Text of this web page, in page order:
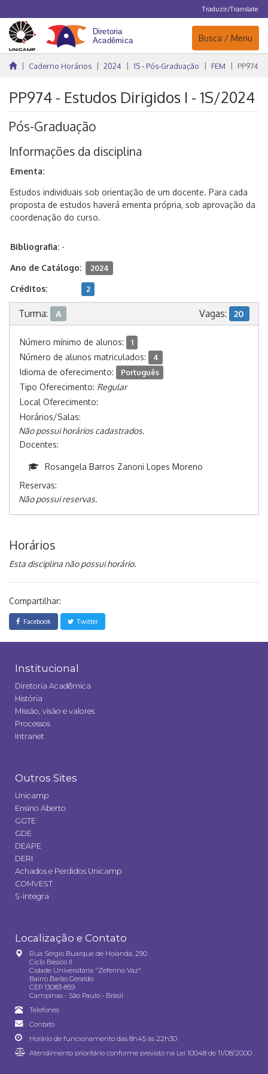
Traduzir/Translate
Navegação
Busca / Menu
Caderno Horários 2024 1S - Pós-Graduação FEM PP974
PP974 - Estudos Dirigidos I - 1S/2024
Pós-Graduação
Informações da disciplina
Ementa:
Estudos individuais sob orientação de um docente. Para cada
proposta de estudos haverá ementa própria, sob aprovação da
coordenação do curso.
Bibliografia: -
Ano de Catálogo: 2024
Créditos: 2
Turma: A Vagas: 20
Número mínimo de alunos: 1
Número de alunos matriculados: 4
Idioma de oferecimento: Português
Tipo Oferecimento: Regular
Local Oferecimento:
Horários/Salas:
Não possui horários cadastrados.
Docentes:
Rosangela Barros Zanoni Lopes Moreno
Reservas:
Não possui reservas.
Horários
Esta disciplina não possui horário.
Compartilhar:
Facebook Twitter
Institucional
Diretoria Acadêmica
História
Missão, visão e valores
Processos
Intranet
Outros Sites
Unicamp
Ensino Aberto
GGTE
GDE
DEAPE
DERI
Achados e Perdidos Unicamp
COMVEST
S-integra
Localização e Contato
Rua Sérgio Buarque de Holanda, 290
Ciclo Básico II
Cidade Universitária "Zeferino Vaz"
Bairro Barão Geraldo
CEP 13083-859
Campinas - São Paulo - Brasil
Telefones
Contato
Horário de funcionamento das 8h45 às 22h30
Atendimento prioritário conforme previsto na Lei 10048 de 11/08/2000